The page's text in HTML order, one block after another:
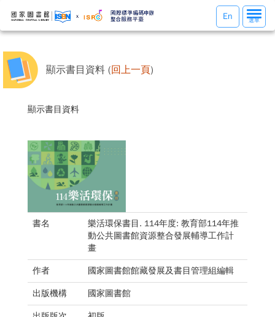
選
單
選單
En
顯示書目資料 (回上一頁)
顯示書目資料
書名
樂活環保書目. 114年度: 教育部114年推
動公共圖書館資源整合發展輔導工作計
畫
作者 國家圖書館館藏發展及書目管理組編輯
出版機構 國家圖書館